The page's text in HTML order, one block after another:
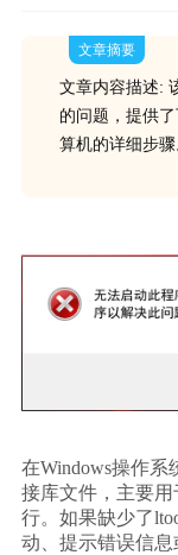
文章摘要
文章内容描述:
的问题，提供
算机的详细步骤
在Windows操作
接库文件，主要
行。如果缺少了
动、提示错误信